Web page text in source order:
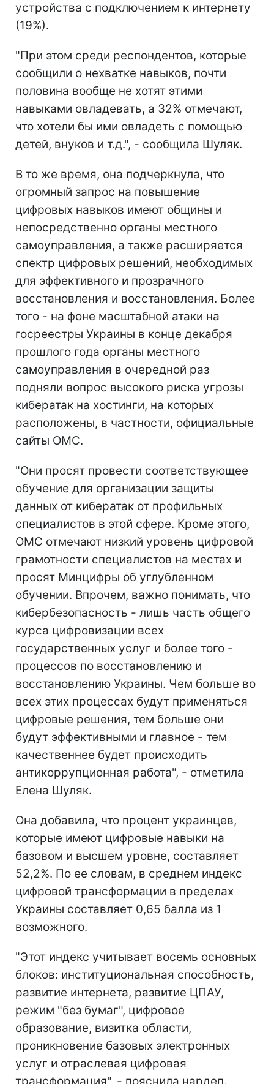
устройства с подключением к интернету
(19%).
"При этом среди респондентов, которые
сообщили о нехватке навыков, почти
половина вообще не хотят этими
навыками овладевать, а 32% отмечают,
что хотели бы ими овладеть с помощью
детей, внуков и т.д.", - сообщила Шуляк.
В то же время, она подчеркнула, что
огромный запрос на повышение
цифровых навыков имеют общины и
непосредственно органы местного
самоуправления, а также расширяется
спектр цифровых решений, необходимых
для эффективного и прозрачного
восстановления и восстановления. Более
того - на фоне масштабной атаки на
госреестры Украины в конце декабря
прошлого года органы местного
самоуправления в очередной раз
подняли вопрос высокого риска угрозы
кибератак на хостинги, на которых
расположены, в частности, официальные
сайты ОМС.
"Они просят провести соответствующее
обучение для организации защиты
данных от кибератак от профильных
специалистов в этой сфере. Кроме этого,
ОМС отмечают низкий уровень цифровой
грамотности специалистов на местах и
просят Минцифры об углубленном
обучении. Впрочем, важно понимать, что
кибербезопасность - лишь часть общего
курса цифровизации всех
государственных услуг и более того -
процессов по восстановлению и
восстановлению Украины. Чем больше во
всех этих процессах будут применяться
цифровые решения, тем больше они
будут эффективными и главное - тем
качественнее будет происходить
антикоррупционная работа", - отметила
Елена Шуляк.
Она добавила, что процент украинцев,
которые имеют цифровые навыки на
базовом и высшем уровне, составляет
52,2%. По ее словам, в среднем индекс
цифровой трансформации в пределах
Украины составляет 0,65 балла из 1
возможного.
"Этот индекс учитывает восемь основных
блоков: институциональная способность,
развитие интернета, развитие ЦПАУ,
режим "без бумаг", цифровое
образование, визитка области,
проникновение базовых электронных
услуг и отраслевая цифровая